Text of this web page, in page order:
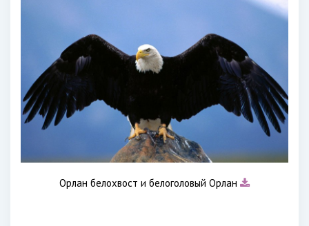
Орлан белохвост и белоголовый Орлан